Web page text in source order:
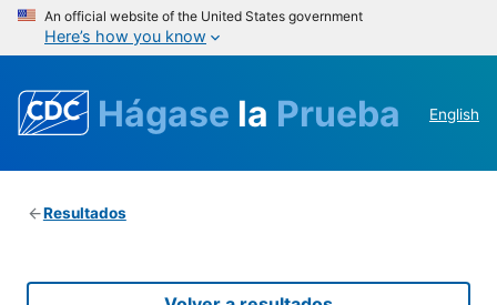
An official website of the United States government
Here’s how you know
Hágase la Prueba English
Resultados